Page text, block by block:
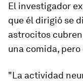
El investigador
que él dirigió se
astrocitos
una comida,
"La actividad